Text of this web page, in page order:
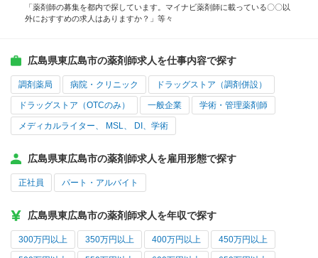
「薬剤師の募集を都内で探しています。マイナビ薬剤師に載っている〇〇以
外におすすめの求人はありますか？」等々
広島県東広島市の薬剤師求人を仕事内容で探す
調剤薬局 病院・クリニック ドラッグストア（調剤併設）
ドラッグストア（OTCのみ） 一般企業 学術・管理薬剤師
メディカルライター、 MSL、 DI、学術
広島県東広島市の薬剤師求人を雇用形態で探す
正社員 パート・アルバイト
広島県東広島市の薬剤師求人を年収で探す
300万円以上 350万円以上 400万円以上 450万円以上